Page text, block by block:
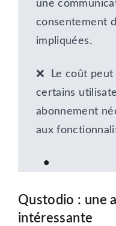
une
consentement
impliquées.
❌ Le coût
certains
abonnement
aux
Qustodio : une
intéressante